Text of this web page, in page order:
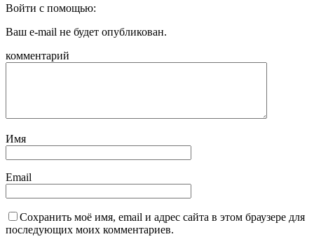
Войти с помощью:
Ваш e-mail не будет опубликован.
комментарий
Имя
Email
Сохранить моё имя, email и адрес сайта в этом браузере для
последующих моих комментариев.